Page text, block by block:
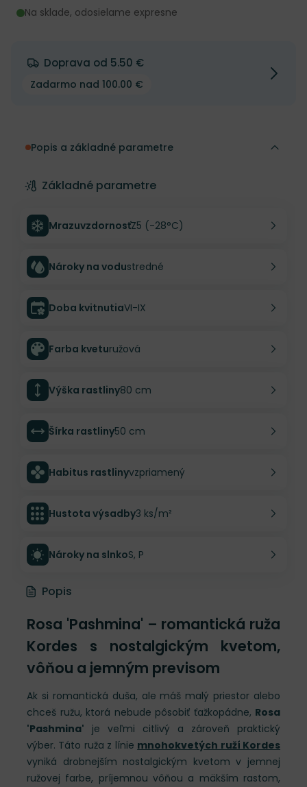
Na sklade, odosielame expresne
Doprava od 5.50 €
Zadarmo nad 100.00 €
Popis a základné parametre
Základné parametre
MrazuvzdornosťZ5 (-28°C)
Nároky na vodustredné
Doba kvitnutiaVI-IX
Farba kveturužová
Výška rastliny80 cm
Šírka rastliny50 cm
Habitus rastlinyvzpriamený
Hustota výsadby3 ks/m²
Nároky na slnkoS, P
Popis
Rosa 'Pashmina' – romantická ruža
Kordes s nostalgickým kvetom,
vôňou a jemným previsom
Ak si romantická duša, ale máš malý priestor alebo
chceš ružu, ktorá nebude pôsobiť ťažkopádne, Rosa
'Pashmina' je veľmi citlivý a zároveň praktický
výber. Táto ruža z línie mnohokvetých ruží Kordes
vyniká drobnejším nostalgickým kvetom v jemnej
ružovej farbe, príjemnou vôňou a mäkším rastom,